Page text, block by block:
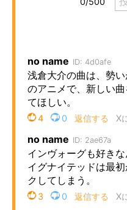
AI活用のいまが分かる
企業ITのトレンドを詳説
経営リーダーのコミュニティ
マーケ×ITの今がよく分かる
ITエンジニア向け専門サイト
企業向けIT製品の総合サイト